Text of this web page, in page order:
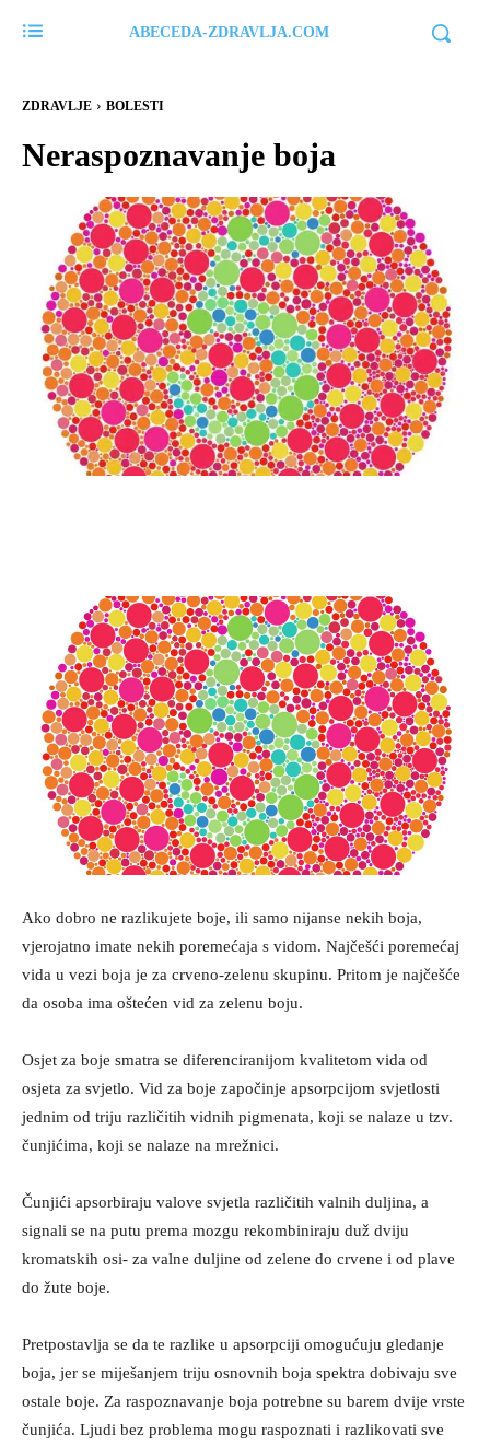
ABECEDA-ZDRAVLJA.COM
ZDRAVLJE BOLESTI
Neraspoznavanje boja
Ako dobro ne razlikujete boje, ili samo nijanse nekih boja,
vjerojatno imate nekih poremećaja s vidom. Najčešći poremećaj
vida u vezi boja je za crveno-zelenu skupinu. Pritom je najčešće
da osoba ima oštećen vid za zelenu boju.
Osjet za boje smatra se diferenciranijom kvalitetom vida od
osjeta za svjetlo. Vid za boje započinje apsorpcijom svjetlosti
jednim od triju različitih vidnih pigmenata, koji se nalaze u tzv.
čunjićima, koji se nalaze na mrežnici.
Čunjići apsorbiraju valove svjetla različitih valnih duljina, a
signali se na putu prema mozgu rekombiniraju duž dviju
kromatskih osi- za valne duljine od zelene do crvene i od plave
do žute boje.
Pretpostavlja se da te razlike u apsorpciji omogućuju gledanje
boja, jer se miješanjem triju osnovnih boja spektra dobivaju sve
ostale boje. Za raspoznavanje boja potrebne su barem dvije vrste
čunjića. Ljudi bez problema mogu raspoznati i razlikovati sve